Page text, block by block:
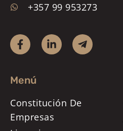
+357 99 953273
Menú
Constitución De
Empresas